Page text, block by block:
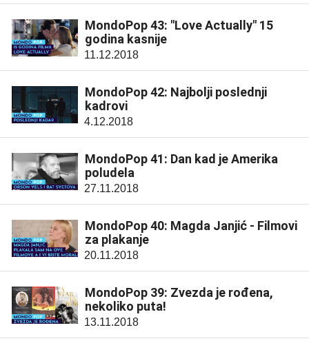
MondoPop 43: "Love Actually" 15
godina kasnije
11.12.2018
MondoPop 42: Najbolji poslednji
kadrovi
4.12.2018
MondoPop 41: Dan kad je Amerika
poludela
27.11.2018
MondoPop 40: Magda Janjić - Filmovi
za plakanje
20.11.2018
MondoPop 39: Zvezda je rođena,
nekoliko puta!
13.11.2018